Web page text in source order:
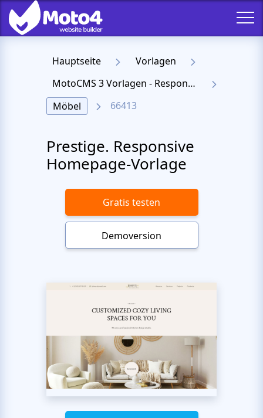
Hauptseite
Vorlagen
MotoCMS 3 Vorlagen - Responsive Templates für Website
Möbel
66413
Prestige. Responsive
Homepage-Vorlage
Gratis testen
Demoversion